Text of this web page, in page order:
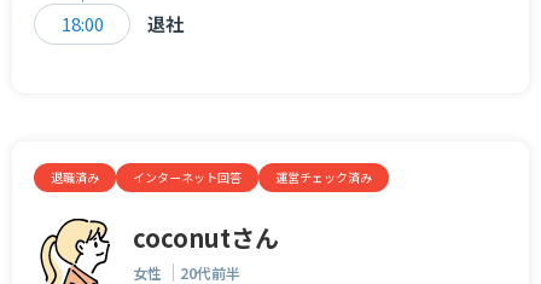
18:00 退社
退職済み インターネット回答 運営チェック済み
coconutさん
女性 20代前半